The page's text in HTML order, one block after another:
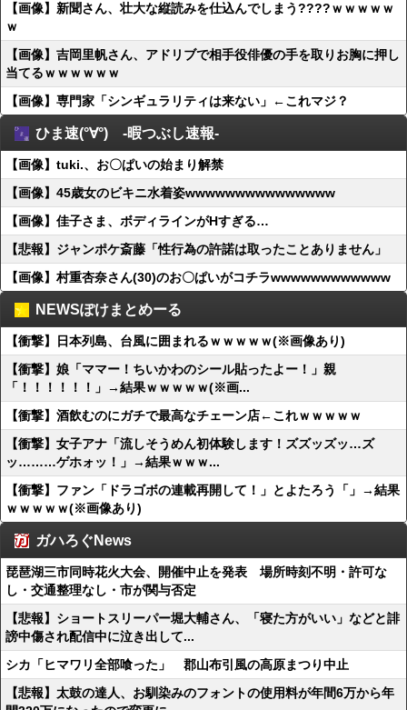
【画像】新聞さん、壮大な縦読みを仕込んでしまう????ｗｗｗｗｗ
ｗ
【画像】吉岡里帆さん、アドリブで相手役俳優の手を取りお胸に押し
当てるｗｗｗｗｗｗ
【画像】専門家「シンギュラリティは来ない」←これマジ？
ひま速(°∀°) -暇つぶし速報-
【画像】tuki.、お〇ぱいの始まり解禁
【画像】45歳女のビキニ水着姿wwwwwwwwwwwwwww
【画像】佳子さま、ボディラインがHすぎる…
【悲報】ジャンポケ斎藤「性行為の許諾は取ったことありません」
【画像】村重杏奈さん(30)のお〇ぱいがコチラwwwwwwwwwwww
NEWSぽけまとめーる
【衝撃】日本列島、台風に囲まれるｗｗｗｗｗ(※画像あり)
【衝撃】娘「ママー！ちいかわのシール貼ったよー！」親
「！！！！！！」→結果ｗｗｗｗｗ(※画...
【衝撃】酒飲むのにガチで最高なチェーン店←これｗｗｗｗｗ
【衝撃】女子アナ「流しそうめん初体験します！ズズッズッ…ズ
ッ………ゲホォッ！」→結果ｗｗｗ...
【衝撃】ファン「ドラゴボの連載再開して！」とよたろう「」→結果
ｗｗｗｗｗ(※画像あり)
ガハろぐNews
琵琶湖三市同時花火大会、開催中止を発表 場所時刻不明・許可な
し・交通整理なし・市が関与否定
【悲報】ショートスリーパー堀大輔さん、「寝た方がいい」などと誹
謗中傷され配信中に泣き出して...
シカ「ヒマワリ全部喰った」 郡山布引風の高原まつり中止
【悲報】太鼓の達人、お馴染みのフォントの使用料が年間6万から年